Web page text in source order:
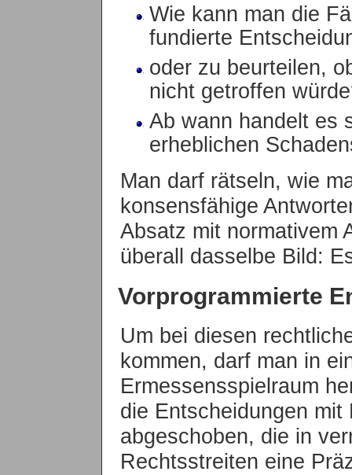
Wie kann man die
fundierte
oder zu beurteilen,
nicht getroffen würde
Ab wann handelt es
erheblichen
Man darf rätseln, wie
konsensfähige
Absatz mit normativem
überall dasselbe Bild:
Vorprogrammierte
Um bei diesen
kommen, darf man in
Ermessensspielraum
die Entscheidungen
abgeschoben, die in
Rechtsstreiten eine